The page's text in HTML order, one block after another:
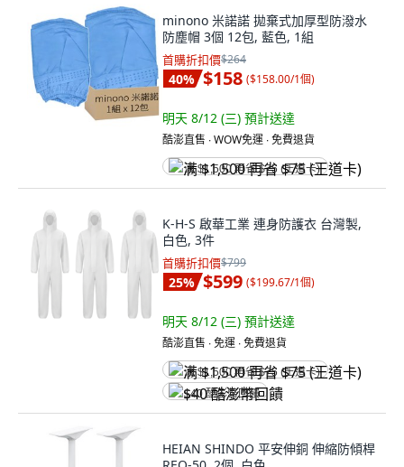
minono 米諾諾 拋棄式加厚型防潑水
防塵帽 3個 12包, 藍色, 1組
首購折扣價$264
40% $158 ($158.00/1個)
明天 8/12 (三) 預計送達
酷澎直售 ∙ WOW免運 ∙ 免費退貨
满 $1,500 再省 $75 (王道卡)
K-H-S 啟華工業 連身防護衣 台灣製,
白色, 3件
首購折扣價$799
25% $599 ($199.67/1個)
明天 8/12 (三) 預計送達
酷澎直售 ∙ 免運 ∙ 免費退貨
满 $1,500 再省 $75 (王道卡)
$40 酷澎幣回饋
HEIAN SHINDO 平安伸銅 伸縮防傾桿